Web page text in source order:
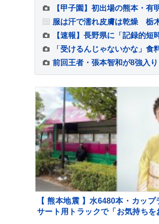
服は汗で濡れ皮膚は乾燥 栃
【 熊本地震 】水6480本・カッ
サート用トラックで「お気持ち